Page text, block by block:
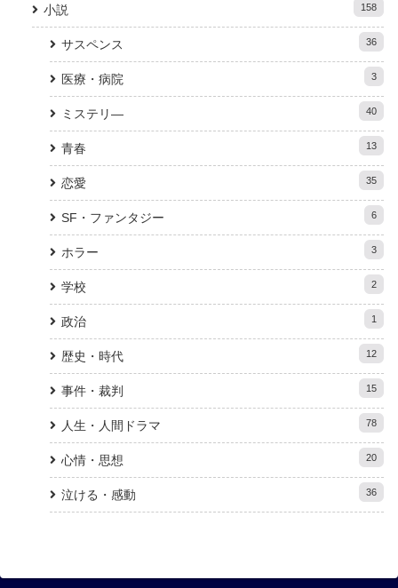
小説 158
サスペンス 36
医療・病院 3
ミステリ― 40
青春 13
恋愛 35
SF・ファンタジー 6
ホラー 3
学校 2
政治 1
歴史・時代 12
事件・裁判 15
人生・人間ドラマ 78
心情・思想 20
泣ける・感動 36